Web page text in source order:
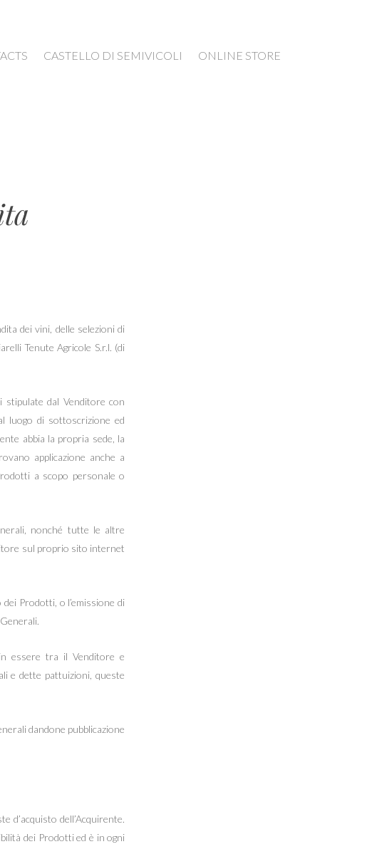
CASTELLO DI SEMIVICOLI ONLINE STORE
dei vini, delle selezioni di
Tenute Agricole S.r.l. (di
stipulate dal Venditore con
luogo di sottoscrizione ed
abbia la propria sede, la
applicazione anche a
a scopo personale o
nonché tutte le altre
sul proprio sito internet
Prodotti, o l’emissione di
essere tra il Venditore e
e dette pattuizioni, queste
dandone pubblicazione
dell’Acquirente.
dei Prodotti ed è in ogni